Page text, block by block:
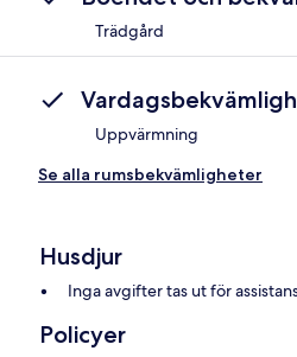
Trädgård
Uppvärmning
Se alla rumsbekvämligheter
Husdjur
Inga avgifter tas ut för
Policyer